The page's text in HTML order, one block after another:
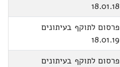
18.01.18
פרסום לתוקף בעיתונים
18.01.19
פרסום לתוקף בעיתונים